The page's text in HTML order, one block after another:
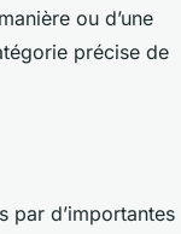
ou d’une
précise de
par d’importantes